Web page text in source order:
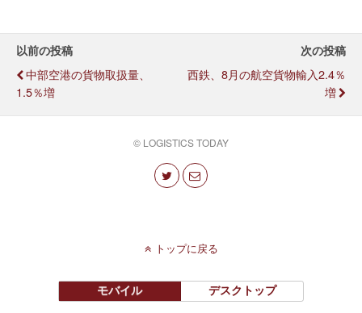
以前の投稿
中部空港の貨物取扱量、
1.5％増
次の投稿
西鉄、8月の航空貨物輸入2.4％
増
© LOGISTICS TODAY
トップに戻る
モバイル デスクトップ